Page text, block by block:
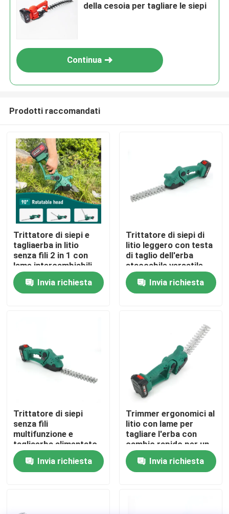
Invia
Casa.
Prodotti
Video
display di fabbrica
Chiedi un preventivo
Motosega della benzina
della cesoia per tagliare le siepi
Continua
Prodotti raccomandati
Trittatore di siepi e
tagliaerba in litio
senza fili 2 in 1 con
lame intercambiabili
Invia richiesta
Trittatore di siepi di
litio leggero con testa
di taglio dell'erba
staccabile versatile
Invia richiesta
Trittatore di siepi
senza fili
multifunzione e
tagliaerba alimentato
da batterie di lunga
durataInvia richiesta
Trimmer ergonomici al
litio con lame per
tagliare l'erba con
cambio rapido per un
facile giardinaggio
Invia richiesta